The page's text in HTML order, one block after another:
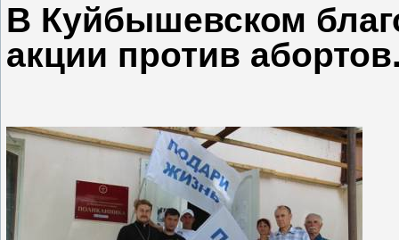
В Куйбышевском
акции против